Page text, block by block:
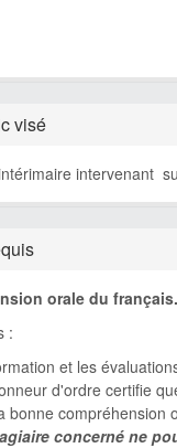
visé
intervenant
orale du français.
:
et les
d'ordre certifie
bonne compréhension
concerné ne